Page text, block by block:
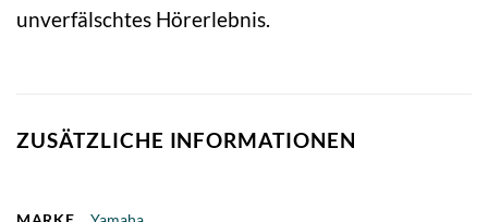
unverfälschtes Hörerlebnis.
ZUSÄTZLICHE INFORMATIONEN